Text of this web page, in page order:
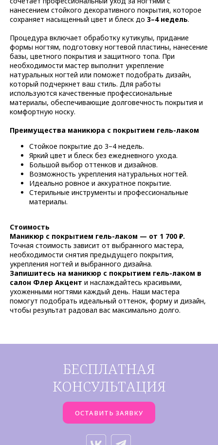
нанесением стойкого декоративного покрытия, которое
сохраняет насыщенный цвет и блеск до 3–4 недель.
Процедура включает обработку кутикулы, придание
формы ногтям, подготовку ногтевой пластины, нанесение
базы, цветного покрытия и защитного топа. При
необходимости мастер выполнит укрепление
натуральных ногтей или поможет подобрать дизайн,
который подчеркнет ваш стиль. Для работы
используются качественные профессиональные
материалы, обеспечивающие долговечность покрытия и
комфортную носку.
Преимущества маникюра с покрытием гель-лаком
Стойкое покрытие до 3–4 недель.
Яркий цвет и блеск без ежедневного ухода.
Большой выбор оттенков и дизайнов.
Возможность укрепления натуральных ногтей.
Идеально ровное и аккуратное покрытие.
Стерильные инструменты и профессиональные
материалы.
Стоимость
Маникюр с покрытием гель-лаком — от 1 700 ₽.
Точная стоимость зависит от выбранного мастера,
необходимости снятия предыдущего покрытия,
укрепления ногтей и выбранного дизайна.
Запишитесь на маникюр с покрытием гель-лаком в
салон Флер Акцент и наслаждайтесь красивыми,
ухоженными ногтями каждый день. Наши мастера
помогут подобрать идеальный оттенок, форму и дизайн,
чтобы результат радовал вас максимально долго.
ОСТАВИТЬ ЗАЯВКУ
БЕСПЛАТНАЯ
КОНСУЛЬТАЦИЯ